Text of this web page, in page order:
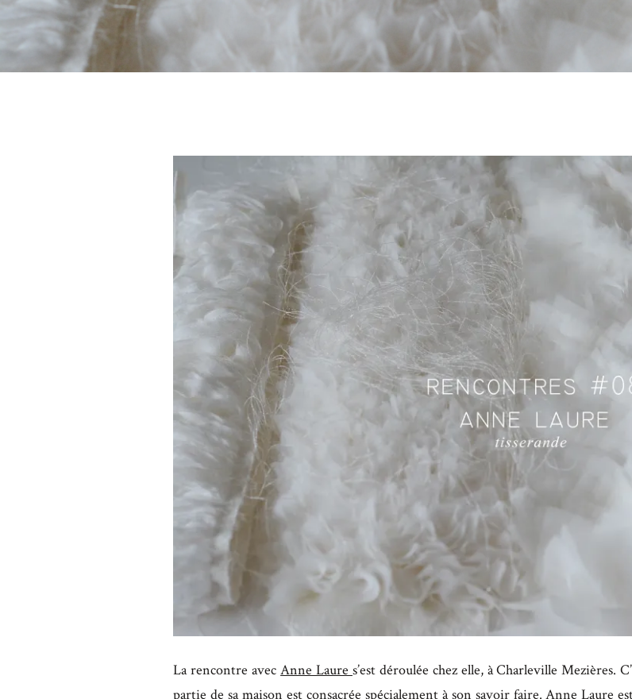
La rencontre avecAnne Laure s’est déroulée chez elle, à Charleville Mezières.
partie de sa maison est consacrée spécialement à son savoir faire. Anne Laure